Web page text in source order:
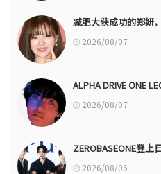
减肥大获成功的郑妍
2026/08/07
ALPHA DRIVE ONE
2026/08/07
ZEROBASEONE登
2026/08/06